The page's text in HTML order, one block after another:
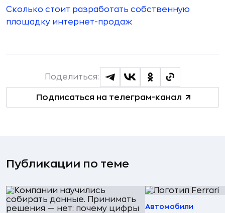
Сколько стоит разработать собственную
площадку интернет-продаж
Подписаться на телеграм-канал
Поделиться:
Публикации по теме
Автомобили